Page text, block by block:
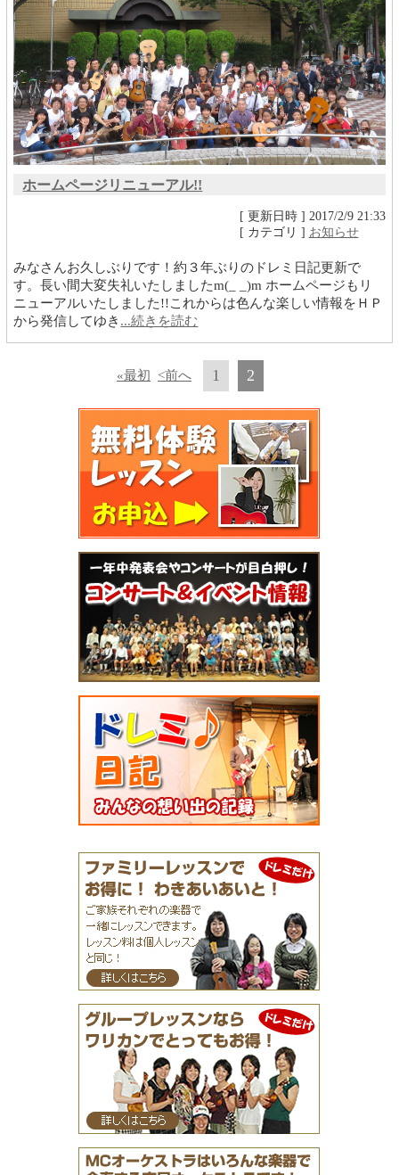
ホームページリニューアル!!
[ 更新日時 ] 2017/2/9 21:33
[ カテゴリ ] お知らせ
みなさんお久しぶりです！約３年ぶりのドレミ日記更新で
す。長い間大変失礼いたしましたm(_ _)m ホームページもリ
ニューアルいたしました!!これからは色んな楽しい情報をＨＰ
から発信してゆき ...続きを読む
«最初 <前へ 1 2